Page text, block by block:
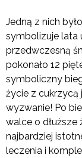
Jedną z nich było
symbolizuje lata
przedwczesną
pokonało 12
symboliczny
życie z cukrzycą
wyzwanie! Po
walce o dłuższe
najbardziej
leczenia i